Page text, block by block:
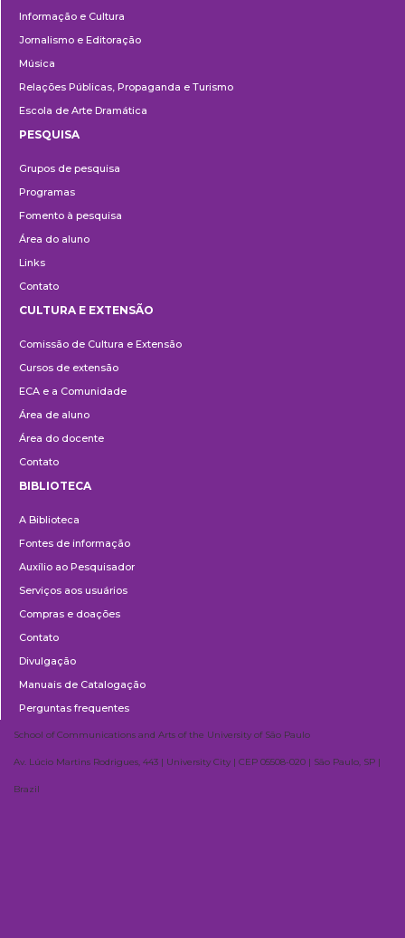
Informação e Cultura
Jornalismo e Editoração
Música
Relações Públicas, Propaganda e Turismo
Escola de Arte Dramática
PESQUISA
Grupos de pesquisa
Programas
Fomento à pesquisa
Área do aluno
Links
Contato
e
Extensão
CULTURA E EXTENSÃO
Comissão de Cultura e Extensão
Cursos de extensão
ECA e a Comunidade
Área de aluno
Área do docente
Contato
BIBLIOTECA
A Biblioteca
Fontes de informação
Auxílio ao Pesquisador
Serviços aos usuários
Compras e doações
Contato
Divulgação
Manuais de Catalogação
Perguntas frequentes
School of Communications and Arts of the University of São Paulo
Av. Lúcio Martins Rodrigues, 443 | University City | CEP 05508-020 | São Paulo, SP |
Brazil